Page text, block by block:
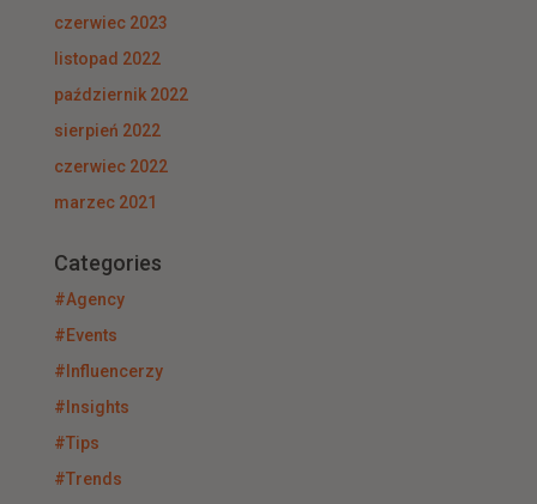
czerwiec 2023
listopad 2022
październik 2022
sierpień 2022
czerwiec 2022
marzec 2021
Categories
#Agency
#Events
#Influencerzy
#Insights
#Tips
#Trends